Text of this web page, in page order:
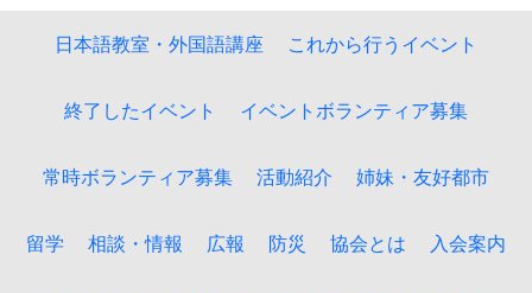
日本語教室・外国語講座 これから行うイベント
終了したイベント イベントボランティア募集
常時ボランティア募集 活動紹介 姉妹・友好都市
留学 相談・情報 広報 防災 協会とは 入会案内